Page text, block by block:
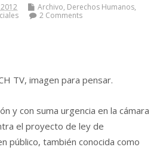
Archivo, Derechos Humanos,
2 Comments
TV, imagen para pensar.
y con suma urgencia en la cámara
el proyecto de ley de
público, también conocida como